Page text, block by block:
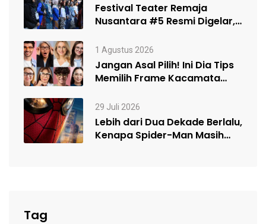
Festival Teater Remaja
Nusantara #5 Resmi Digelar,
1 Agustus 2026
Jangan Asal Pilih! Ini Dia Tips
Memilih Frame Kacamata
29 Juli 2026
Lebih dari Dua Dekade Berlalu,
Kenapa Spider-Man Masih
Tag